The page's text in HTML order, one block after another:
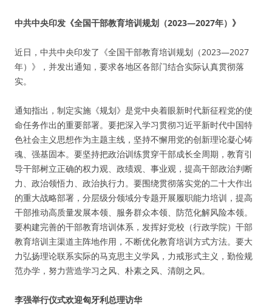
中共中央印发《全国干部教育培训规划（2023—2027年）》
近日，中共中央印发了《全国干部教育培训规划（2023—2027
年）》，并发出通知，要求各地区各部门结合实际认真贯彻落
实。
通知指出，制定实施《规划》是党中央着眼新时代新征程党的使
命任务作出的重要部署。要把深入学习贯彻习近平新时代中国特
色社会主义思想作为主题主线，坚持不懈用党的创新理论凝心铸
魂、强基固本。要坚持把政治训练贯穿干部成长全周期，教育引
导干部树立正确的权力观、政绩观、事业观，提高干部政治判断
力、政治领悟力、政治执行力。要围绕贯彻落实党的二十大作出
的重大战略部署，分层级分领域分专题开展履职能力培训，提高
干部推动高质量发展本领、服务群众本领、防范化解风险本领。
要构建完善的干部教育培训体系，发挥好党校（行政学院）干部
教育培训主渠道主阵地作用，不断优化教育培训方式方法。要大
力弘扬理论联系实际的马克思主义学风，力戒形式主义，勤俭规
范办学，努力营造学习之风、朴素之风、清朗之风。
李强举行仪式欢迎匈牙利总理访华